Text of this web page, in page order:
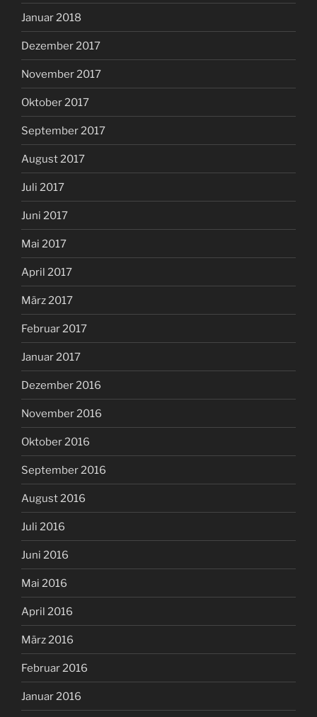
Januar 2018
Dezember 2017
November 2017
Oktober 2017
September 2017
August 2017
Juli 2017
Juni 2017
Mai 2017
April 2017
März 2017
Februar 2017
Januar 2017
Dezember 2016
November 2016
Oktober 2016
September 2016
August 2016
Juli 2016
Juni 2016
Mai 2016
April 2016
März 2016
Februar 2016
Januar 2016